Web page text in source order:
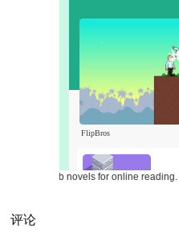
web novels for online reading.
评论